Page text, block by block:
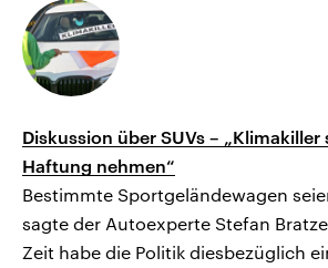
Diskussion über SUVs –
Haftung nehmen“
Bestimmte Sportgeländewagen
sagte der Autoexperte Stefan
Zeit habe die Politik diesbezüglich